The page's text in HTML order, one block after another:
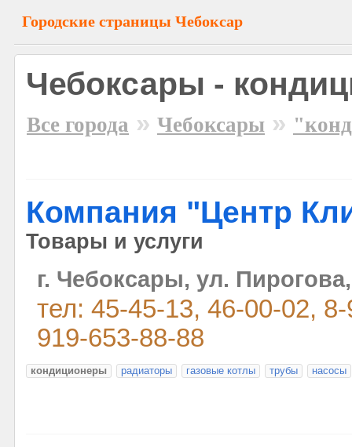
Городские страницы Чебоксар
Чебоксары -
Все города » Чебоксары »
Компания "Центр
Товары и услуги
г. Чебоксары, ул.
тел: 45-45-13, 46-00-02,
919-653-88-88
кондиционеры радиаторы газовые котлы трубы насосы